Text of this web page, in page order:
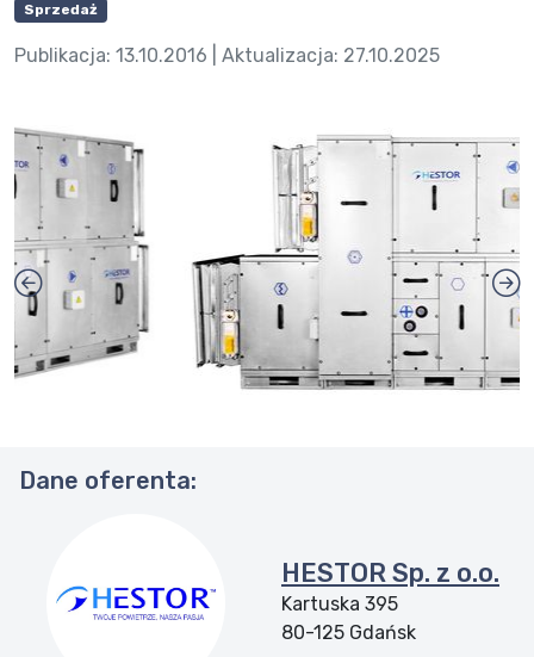
Sprzedaż
Publikacja: 13.10.2016 | Aktualizacja: 27.10.2025
Dane oferenta:
HESTOR Sp. z o.o.
Kartuska 395
80-125 Gdańsk